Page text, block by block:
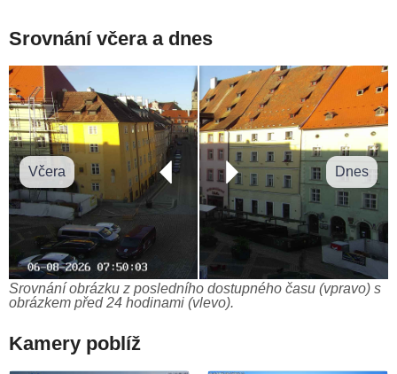
Srovnání včera a dnes
Včera Dnes
Srovnání obrázku z posledního dostupného času (vpravo) s
obrázkem před 24 hodinami (vlevo).
Kamery poblíž